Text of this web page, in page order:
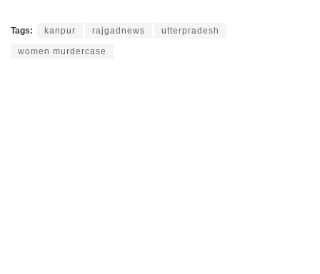
Tags: kanpur rajgadnews utterpradesh
women murdercase